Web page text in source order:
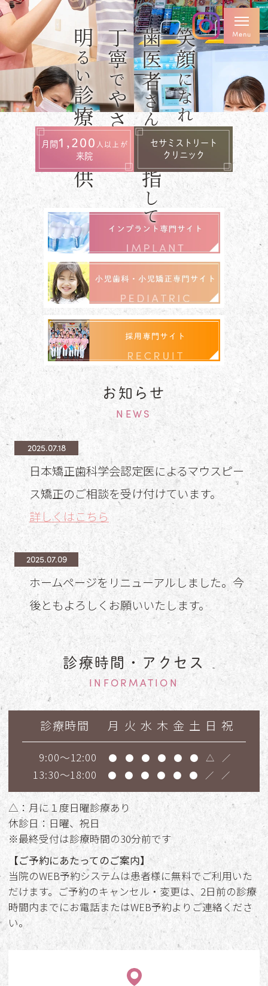
専門医
支
確
技術
安心
診療
日本口腔
インプラント
学会専門医
国際口腔
インプラント
学会認定医
日本矯正
歯科学会
歯科医師
臨床研修
指導医
歯学博士
笑顔
になれる
歯医者
さんを
目指
して
丁寧
で
やさ
しく
明
るい
診療
を
提供
月間1,200 人以上が
来院
セサミストリート
クリニック
お知らせ
NEWS
2025.07.18
日本矯正歯科学会認定医によるマウスピー
ス矯正のご相談を受け付けています。
詳しくはこちら
2025.07.09
ホームページをリニューアルしました。今
後ともよろしくお願いいたします。
診療時間・アクセス
INFORMATION
診療時間 月 火 水 木 金 土 日 祝
9:00～12:00 ● ● ● ● ● ● △ ／
13:30～18:00 ● ● ● ● ● ● ／ ／
△：月に１度日曜診療あり
休診日：日曜、祝日
※最終受付は診療時間の30分前です
【ご予約にあたってのご案内】
当院のWEB予約システムは患者様に無料でご利用いた
だけます。ご予約のキャンセル・変更は、2日前の診療
時間内までにお電話またはWEB予約よりご連絡くださ
い。